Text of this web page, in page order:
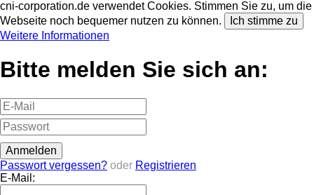
cni-corporation.de verwendet Cookies. Stimmen Sie zu, um die
Webseite noch bequemer nutzen zu können.
Ich stimme zu
Weitere Informationen
Bitte melden Sie sich an:
Passwort vergessen? oder Registrieren
E-Mail: